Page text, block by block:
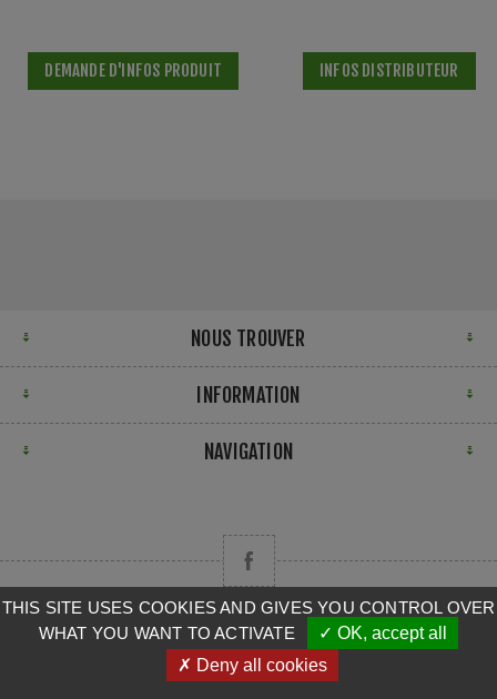
DEMANDE D'INFOS PRODUIT INFOS DISTRIBUTEUR
NOUS TROUVER
INFORMATION
NAVIGATION
Copyright © 2026 CAMPA. Tous droits réservés.
Powered by nopCommerce
THIS SITE USES COOKIES AND GIVES YOU CONTROL OVER
WHAT YOU WANT TO ACTIVATE
✓ OK, accept all
✗ Deny all cookies